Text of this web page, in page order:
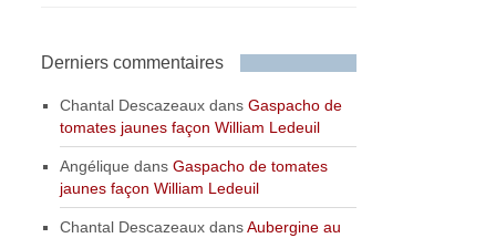
Derniers commentaires
Chantal Descazeaux dansGaspacho de
tomates jaunes façon William Ledeuil
Angélique dansGaspacho de tomates
jaunes façon William Ledeuil
Chantal Descazeaux dansAubergine au